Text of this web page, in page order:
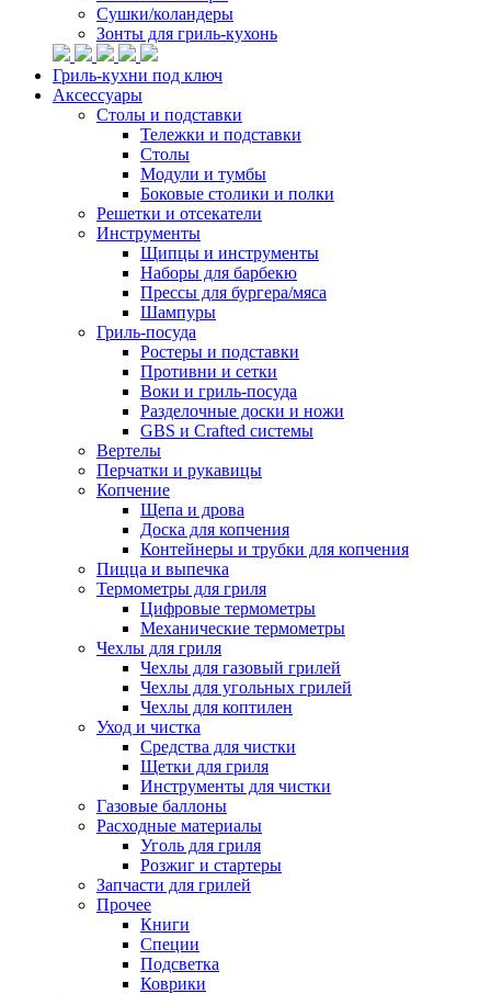
Сушки/коландеры
Зонты для гриль-кухонь
Гриль-кухни под ключ
Аксессуары
Столы и подставки
Тележки и подставки
Столы
Модули и тумбы
Боковые столики и полки
Решетки и отсекатели
Инструменты
Щипцы и инструменты
Наборы для барбекю
Прессы для бургера/мяса
Шампуры
Гриль-посуда
Ростеры и подставки
Противни и сетки
Воки и гриль-посуда
Разделочные доски и ножи
GBS и Crafted системы
Вертелы
Перчатки и рукавицы
Копчение
Щепа и дрова
Доска для копчения
Контейнеры и трубки для копчения
Пицца и выпечка
Термометры для гриля
Цифровые термометры
Механические термометры
Чехлы для гриля
Чехлы для газовый грилей
Чехлы для угольных грилей
Чехлы для коптилен
Уход и чистка
Средства для чистки
Щетки для гриля
Инструменты для чистки
Газовые баллоны
Расходные материалы
Уголь для гриля
Розжиг и стартеры
Запчасти для грилей
Прочее
Книги
Специи
Подсветка
Коврики